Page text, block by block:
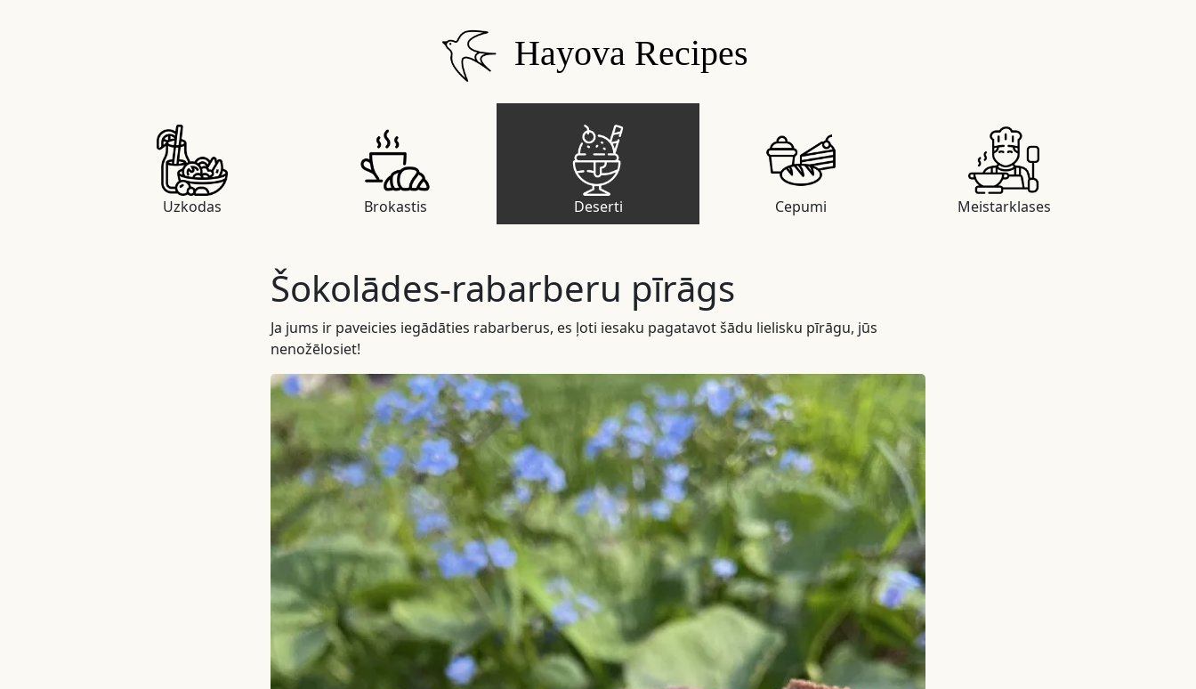
Hayova Recipes
Uzkodas Brokastis Deserti Cepumi Meistarklases
Šokolādes-rabarberu pīrāgs
Ja jums ir paveicies iegādāties rabarberus, es ļoti iesaku pagatavot šādu lielisku pīrāgu, jūs
nenožēlosiet!